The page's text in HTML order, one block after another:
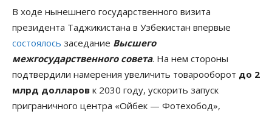
В ходе нынешнего государственного визита
президента Таджикистана в Узбекистан впервые
состоялось заседание Высшего
межгосударственного совета. На нем стороны
подтвердили намерения увеличить товарооборот до 2
млрд долларов к 2030 году, ускорить запуск
приграничного центра «Ойбек — Фотехобод»,